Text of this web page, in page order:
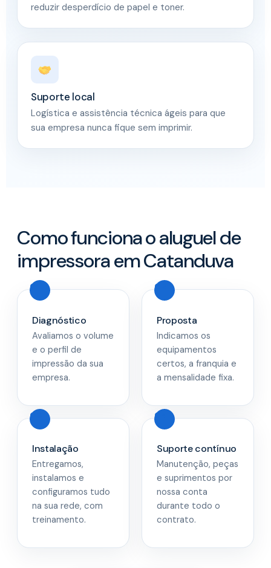
reduzir desperdício de papel e toner.
Suporte local
Logística e assistência técnica ágeis para que
sua empresa nunca fique sem imprimir.
Como funciona o aluguel de
impressora em Catanduva
Diagnóstico
Avaliamos o volume
e o perfil de
impressão da sua
empresa.
Proposta
Indicamos os
equipamentos
certos, a franquia e
a mensalidade fixa.
Instalação
Entregamos,
instalamos e
configuramos tudo
na sua rede, com
treinamento.
Suporte contínuo
Manutenção, peças
e suprimentos por
nossa conta
durante todo o
contrato.